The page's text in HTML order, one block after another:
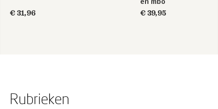
€ 31,96
€ 39,95
Rubrieken